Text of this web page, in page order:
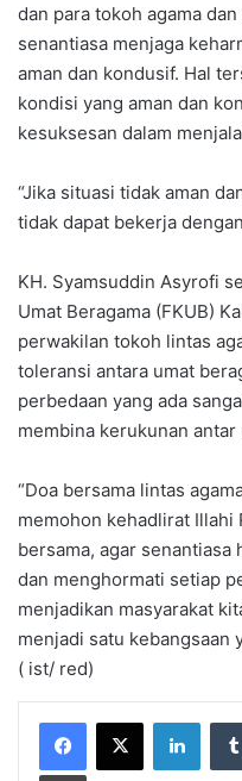
dan para tokoh agama
senantiasa menjaga
aman dan kondusif. Hal
kondisi yang aman dan
kesuksesan dalam
“Jika situasi tidak aman
tidak dapat bekerja
KH. Syamsuddin Asyrofi
Umat Beragama (FKUB)
perwakilan tokoh lintas
toleransi antara umat
perbedaan yang ada
membina kerukunan antar
“Doa bersama lintas
memohon kehadlirat Illahi
bersama, agar
dan menghormati setiap
menjadikan masyarakat
menjadi satu kebangsaan
( ist/ red)